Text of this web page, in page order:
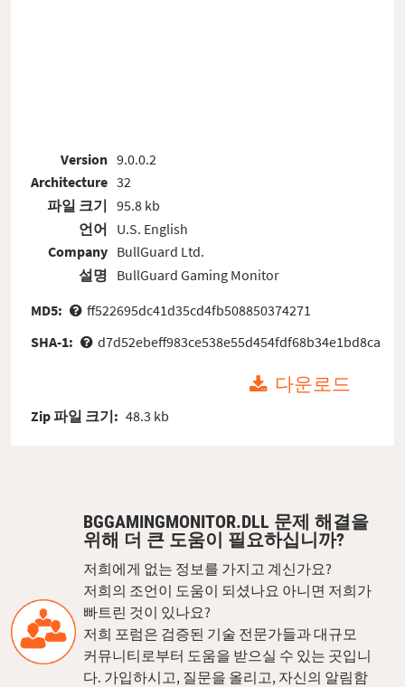
Version
Architecture
파일 크기
언어
Company
설명
9.0.0.2
32
95.8 kb
U.S. English
BullGuard Ltd.
BullGuard Gaming Monitor
MD5:
ff522695dc41d35cd4fb508850374271
SHA-1:
d7d52ebeff983ce538e55d454fdf68b34e1bd8ca
다운로드
Zip 파일 크기: 48.3 kb
BGGAMINGMONITOR.DLL 문제 해결을
위해 더 큰 도움이 필요하십니까?
저희에게 없는 정보를 가지고 계신가요?
저희의 조언이 도움이 되셨나요 아니면 저희가
빠트린 것이 있나요?
저희 포럼은 검증된 기술 전문가들과 대규모
커뮤니티로부터 도움을 받으실 수 있는 곳입니
다. 가입하시고, 질문을 올리고, 자신의 알림함